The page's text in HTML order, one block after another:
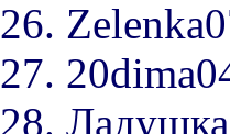
26.
27.
28. Ладушка